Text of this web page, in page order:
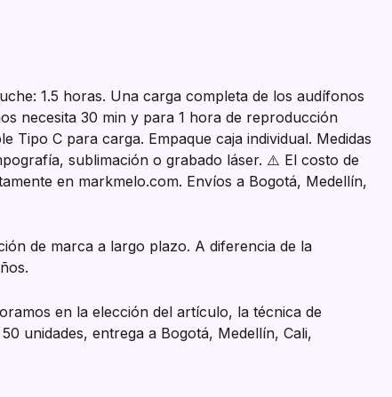
1.5 horas. Una carga completa de los audífonos
necesita 30 min y para 1 hora de reproducción
Tipo C para carga. Empaque caja individual. Medidas
sublimación o grabado láser. ⚠️ El costo de
en markmelo.com. Envíos a Bogotá, Medellín,
de marca a largo plazo. A diferencia de la
en la elección del artículo, la técnica de
unidades, entrega a Bogotá, Medellín, Cali,